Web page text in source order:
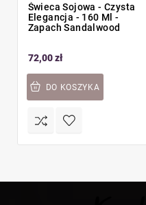
Świeca Sojowa - Czysta
Elegancja - 160 Ml -
Zapach Sandalwood
72,00 zł
DO KOSZYKA